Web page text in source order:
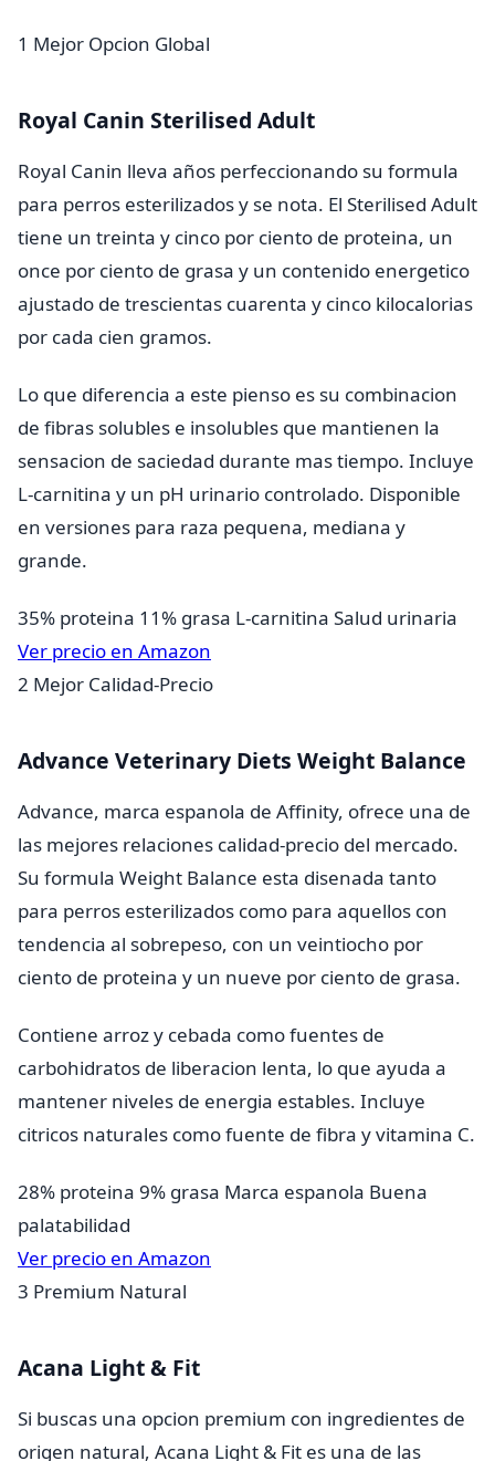
1 Mejor Opcion Global
Royal Canin Sterilised Adult
Royal Canin lleva años perfeccionando su formula
para perros esterilizados y se nota. El Sterilised Adult
tiene un treinta y cinco por ciento de proteina, un
once por ciento de grasa y un contenido energetico
ajustado de trescientas cuarenta y cinco kilocalorias
por cada cien gramos.
Lo que diferencia a este pienso es su combinacion
de fibras solubles e insolubles que mantienen la
sensacion de saciedad durante mas tiempo. Incluye
L-carnitina y un pH urinario controlado. Disponible
en versiones para raza pequena, mediana y
grande.
35% proteina 11% grasa L-carnitina Salud urinaria
Ver precio en Amazon
2 Mejor Calidad-Precio
Advance Veterinary Diets Weight Balance
Advance, marca espanola de Affinity, ofrece una de
las mejores relaciones calidad-precio del mercado.
Su formula Weight Balance esta disenada tanto
para perros esterilizados como para aquellos con
tendencia al sobrepeso, con un veintiocho por
ciento de proteina y un nueve por ciento de grasa.
Contiene arroz y cebada como fuentes de
carbohidratos de liberacion lenta, lo que ayuda a
mantener niveles de energia estables. Incluye
citricos naturales como fuente de fibra y vitamina C.
28% proteina 9% grasa Marca espanola Buena
palatabilidad
Ver precio en Amazon
3 Premium Natural
Acana Light & Fit
Si buscas una opcion premium con ingredientes de
origen natural, Acana Light & Fit es una de las